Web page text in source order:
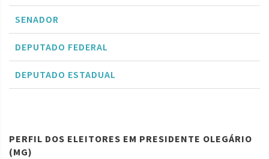
SENADOR
DEPUTADO FEDERAL
DEPUTADO ESTADUAL
PERFIL DOS ELEITORES EM PRESIDENTE OLEGÁRIO
(MG)